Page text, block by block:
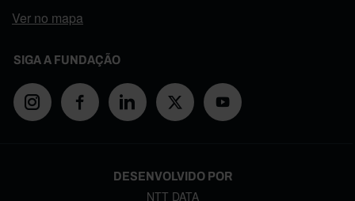
Ver no mapa
SIGA A FUNDAÇÃO
DESENVOLVIDO POR
NTT DATA